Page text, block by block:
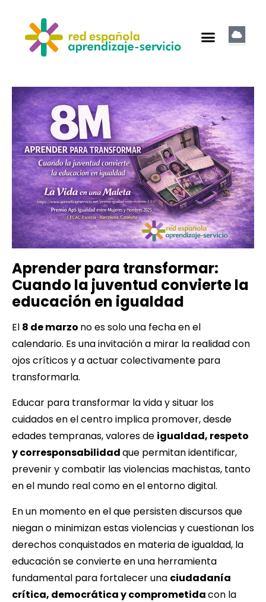
Aprender para transformar:
Cuando la juventud convierte la
educación en igualdad
El 8 de marzo no es solo una fecha en el
calendario. Es una invitación a mirar la realidad con
ojos críticos y a actuar colectivamente para
transformarla.
Educar para transformar la vida y situar los
cuidados en el centro implica promover, desde
edades tempranas, valores de igualdad, respeto
y corresponsabilidadque permitan identificar,
prevenir y combatir las violencias machistas, tanto
en el mundo real como en el entorno digital.
En un momento en el que persisten discursos que
niegan o minimizan estas violencias y cuestionan los
derechos conquistados en materia de igualdad, la
educación se convierte en una herramienta
fundamental para fortalecer una ciudadanía
crítica, democrática y comprometidacon la